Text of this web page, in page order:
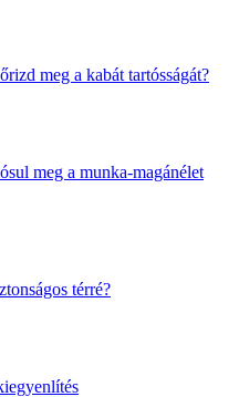
meg a kabát tartósságát?
meg a munka-magánélet
térré?